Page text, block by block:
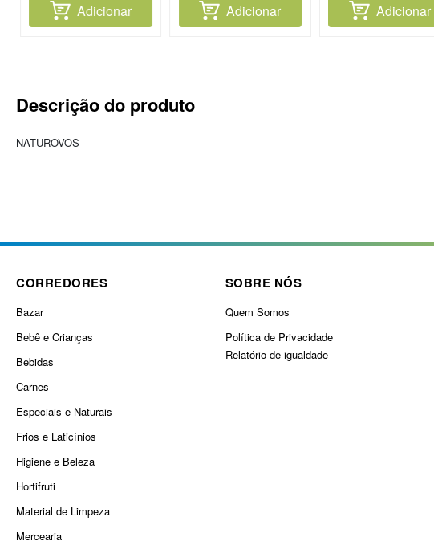
Adicionar Adicionar Adicionar
Descrição do produto
NATUROVOS
CORREDORES
Bazar
Bebê e Crianças
Bebidas
Carnes
Especiais e Naturais
Frios e Laticínios
Higiene e Beleza
Hortifruti
Material de Limpeza
Mercearia
SOBRE NÓS
Quem Somos
Política de Privacidade
Relatório de igualdade